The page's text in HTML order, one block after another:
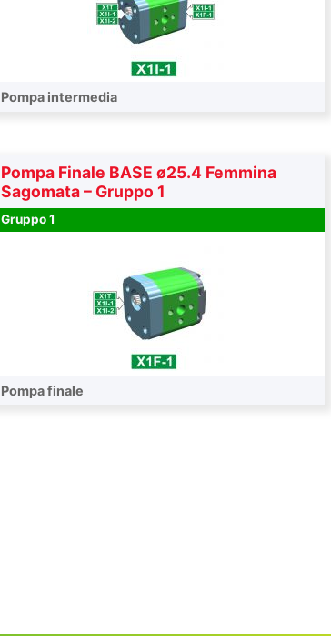
Pompa intermedia
Pompa Finale BASE ø25.4 Femmina
Sagomata – Gruppo 1
Gruppo 1
Pompa finale